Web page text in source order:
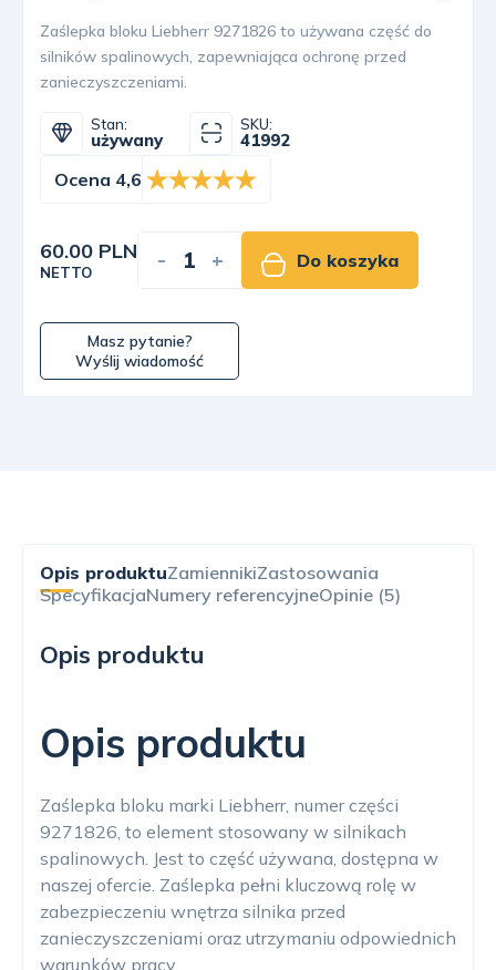
Zaślepka bloku Liebherr 9271826 to używana część do
silników spalinowych, zapewniająca ochronę przed
zanieczyszczeniami.
Stan:
używany
SKU:
41992
Ocena 4,6
60.00 PLN
NETTO - + Do koszyka
Masz pytanie?
Wyślij wiadomość
Opis produktuZamiennikiZastosowania
SpecyfikacjaNumery referencyjneOpinie (5)
Opis produktu
Opis produktu
Zaślepka bloku marki Liebherr, numer części
9271826, to element stosowany w silnikach
spalinowych. Jest to część używana, dostępna w
naszej ofercie. Zaślepka pełni kluczową rolę w
zabezpieczeniu wnętrza silnika przed
zanieczyszczeniami oraz utrzymaniu odpowiednich
warunków pracy.